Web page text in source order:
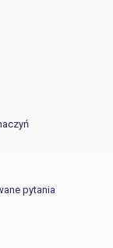
pytania